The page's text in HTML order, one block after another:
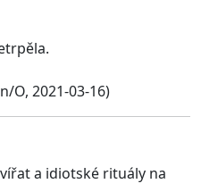
O, 2021-03-16)
a idiotské rituály na